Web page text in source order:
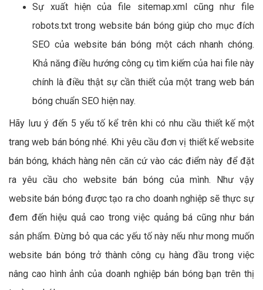
Sự xuất hiện của file sitemap.xml cũng như file
robots.txt trong website bán bóng giúp cho mục đích
SEO của website bán bóng một cách nhanh chóng.
Khả năng điều hướng công cụ tìm kiếm của hai file này
chính là điều thật sự cần thiết của một trang web bán
bóng chuẩn SEO hiện nay.
Hãy lưu ý đến 5 yếu tố kể trên khi có nhu cầu thiết kế một
trang web bán bóng nhé. Khi yêu cầu đơn vị thiết kế website
bán bóng, khách hàng nên căn cứ vào các điểm này để đặt
ra yêu cầu cho website bán bóng của mình. Như vậy
website bán bóng được tạo ra cho doanh nghiệp sẽ thực sự
đem đến hiệu quả cao trong việc quảng bá cũng như bán
sản phẩm. Đừng bỏ qua các yếu tố này nếu như mong muốn
website bán bóng trở thành công cụ hàng đầu trong việc
nâng cao hình ảnh của doanh nghiệp bán bóng bạn trên thị